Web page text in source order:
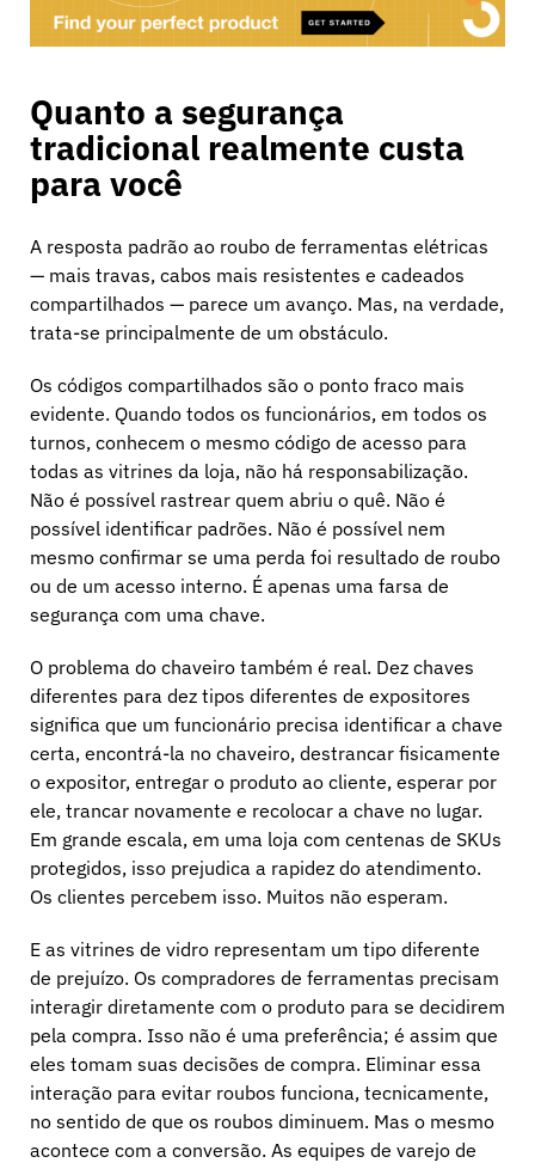
Quanto a segurança
tradicional realmente custa
para você
A resposta padrão ao roubo de ferramentas elétricas
— mais travas, cabos mais resistentes e cadeados
compartilhados — parece um avanço. Mas, na verdade,
trata-se principalmente de um obstáculo.
Os códigos compartilhados são o ponto fraco mais
evidente. Quando todos os funcionários, em todos os
turnos, conhecem o mesmo código de acesso para
todas as vitrines da loja, não há responsabilização.
Não é possível rastrear quem abriu o quê. Não é
possível identificar padrões. Não é possível nem
mesmo confirmar se uma perda foi resultado de roubo
ou de um acesso interno. É apenas uma farsa de
segurança com uma chave.
O problema do chaveiro também é real. Dez chaves
diferentes para dez tipos diferentes de expositores
significa que um funcionário precisa identificar a chave
certa, encontrá-la no chaveiro, destrancar fisicamente
o expositor, entregar o produto ao cliente, esperar por
ele, trancar novamente e recolocar a chave no lugar.
Em grande escala, em uma loja com centenas de SKUs
protegidos, isso prejudica a rapidez do atendimento.
Os clientes percebem isso. Muitos não esperam.
E as vitrines de vidro representam um tipo diferente
de prejuízo. Os compradores de ferramentas precisam
interagir diretamente com o produto para se decidirem
pela compra. Isso não é uma preferência; é assim que
eles tomam suas decisões de compra. Eliminar essa
interação para evitar roubos funciona, tecnicamente,
no sentido de que os roubos diminuem. Mas o mesmo
acontece com a conversão. As equipes de varejo de